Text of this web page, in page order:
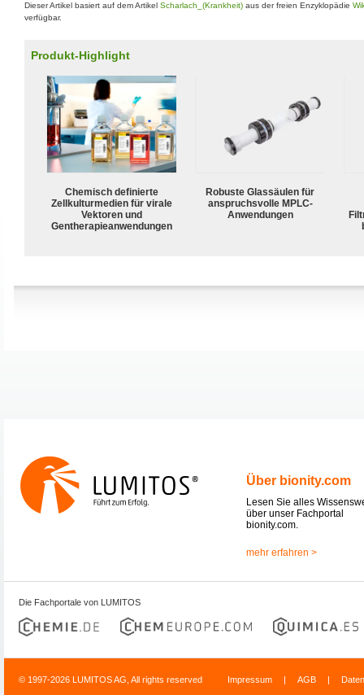
Dieser Artikel basiert auf dem Artikel Scharlach_(Krankheit) aus der freien Enzyklopädie
verfügbar.
Produkt-Highlight
Chemisch definierte
Zellkulturmedien für virale
Vektoren und
Gentherapieanwendungen
Robuste Glassäulen für
anspruchsvolle MPLC-
Anwendungen
Über bionity.com
Lesen Sie alles
über unser Fachportal
bionity.com.
mehr erfahren >
Die Fachportale von LUMITOS
© 1997-2026 LUMITOS AG, All rights reserved Impressum | AGB |